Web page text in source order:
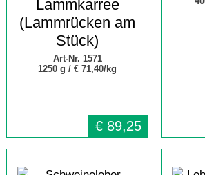
Lammkarree
(Lammrücken am
Stück)
Art-Nr. 1571
1250 g / € 71,40/kg
€ 89,25